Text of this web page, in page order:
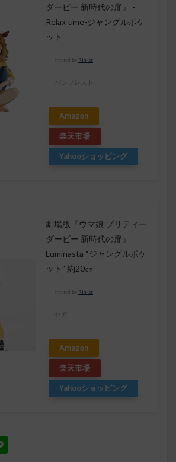
ダービー 新時代の扉』 -
Relax time-ジャングルポケ
ット
created by Rinker
バンプレスト
Amazon
楽天市場
Yahooショッピング
劇場版『ウマ娘 プリティー
ダービー 新時代の扉』
Luminasta “ジャングルポケ
ット” 約20㎝
created by Rinker
セガ
Amazon
楽天市場
Yahooショッピング